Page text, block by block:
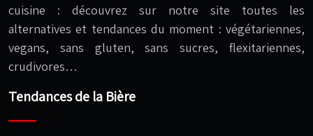
cuisine : découvrez sur notre site toutes les
alternatives et tendances du moment : végétariennes,
vegans, sans gluten, sans sucres, flexitariennes,
crudivores…
Tendances de la Bière